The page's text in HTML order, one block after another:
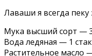
Лаваши я всегда
Мука высший сорт — 3
Вода ледяная — 1
Растительное масло